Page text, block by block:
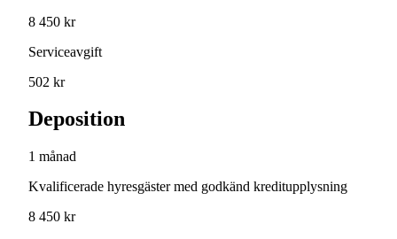
8 450 kr
Serviceavgift
502 kr
Deposition
1 månad
Kvalificerade hyresgäster med godkänd kreditupplysning
8 450 kr